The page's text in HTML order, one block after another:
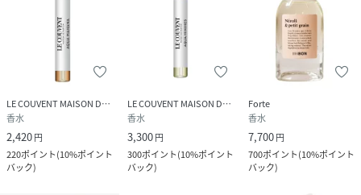
LE COUVENT MAISON DE PARFUM
香水
2,420円
220ポイント(10%ポイント
バック)
LE COUVENT MAISON DE PARFUM
香水
3,300円
300ポイント(10%ポイント
バック)
Forte
香水
7,700円
700ポイント(10%ポイント
バック)